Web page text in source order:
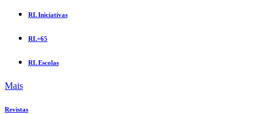
RL Iniciativas
RL+65
RL Escolas
Mais
Revistas